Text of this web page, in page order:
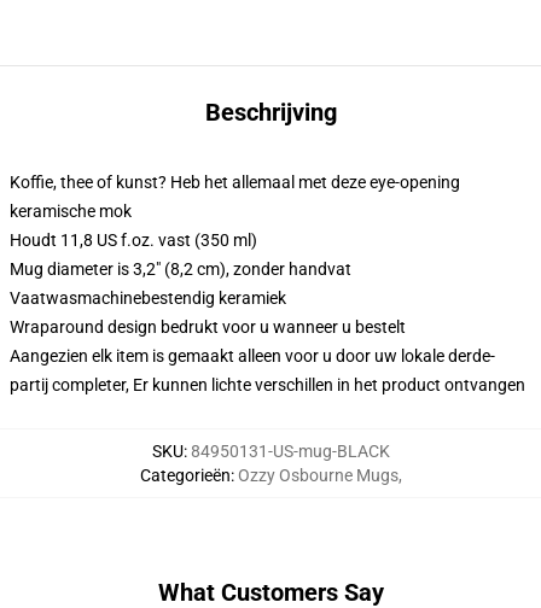
Beschrijving
Koffie, thee of kunst? Heb het allemaal met deze eye-opening
keramische mok
Houdt 11,8 US f.oz. vast (350 ml)
Mug diameter is 3,2" (8,2 cm), zonder handvat
Vaatwasmachinebestendig keramiek
Wraparound design bedrukt voor u wanneer u bestelt
Aangezien elk item is gemaakt alleen voor u door uw lokale derde-
partij completer, Er kunnen lichte verschillen in het product ontvangen
SKU:84950131-US-mug-BLACK
Categorieën:Ozzy Osbourne Mugs,
What Customers Say